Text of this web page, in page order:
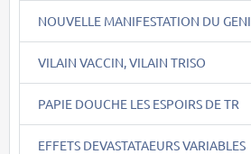
NOUVELLE MANIFESTATION DU GENI
VILAIN VACCIN, VILAIN TRISO
PAPIE DOUCHE LES ESPOIRS DE TR
EFFETS DEVASTATAEURS VARIABLES